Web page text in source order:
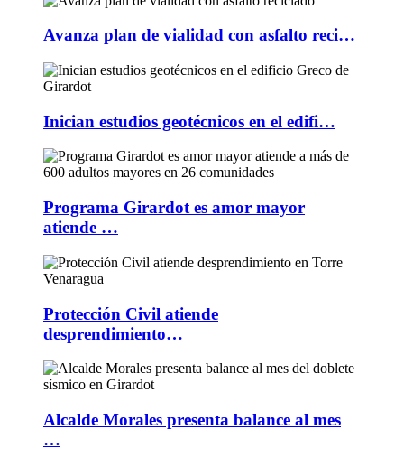
Avanza plan de vialidad con asfalto reci…
Inician estudios geotécnicos en el edifi…
Programa Girardot es amor mayor
atiende …
Protección Civil atiende
desprendimiento…
Alcalde Morales presenta balance al mes
…